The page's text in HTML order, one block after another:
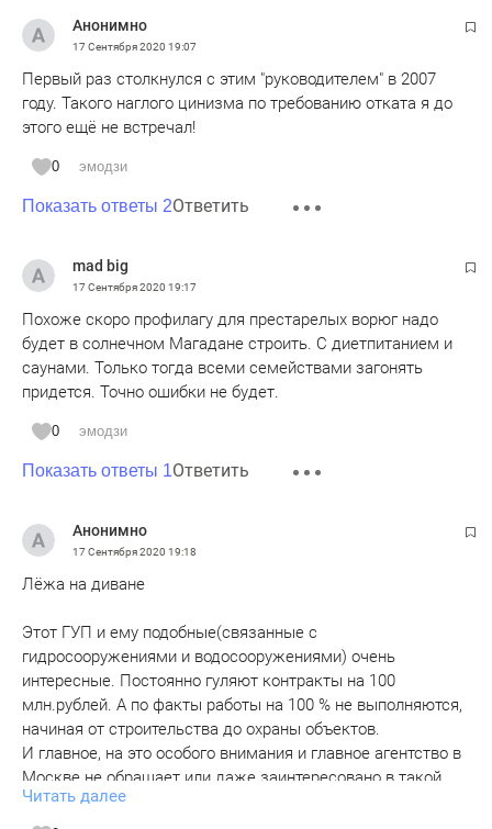
Анонимно
17 Сентября 2020 19:07
Первый раз столкнулся с этим "руководителем" в 2007
году. Такого наглого цинизма по требованию отката я до
этого ещё не встречал!
0 эмодзи
Показать ответы 2Ответить
mad big
17 Сентября 2020 19:17
Похоже скоро профилагу для престарелых ворюг надо
будет в солнечном Магадане строить. С диетпитанием и
саунами. Только тогда всеми семействами загонять
придется. Точно ошибки не будет.
0 эмодзи
Показать ответы 1Ответить
Анонимно
17 Сентября 2020 19:18
Лёжа на диване
Этот ГУП и ему подобные(связанные с
гидросооружениями и водосооружениями) очень
интересные. Постоянно гуляют контракты на 100
млн.рублей. А по факты работы на 100 % не выполняются,
начиная от строительства до охраны объектов.
И главное, на это особого внимания и главное агентство в
Москве не обращает или даже заинтересовано в такой
некачественной работе.
Читать далее